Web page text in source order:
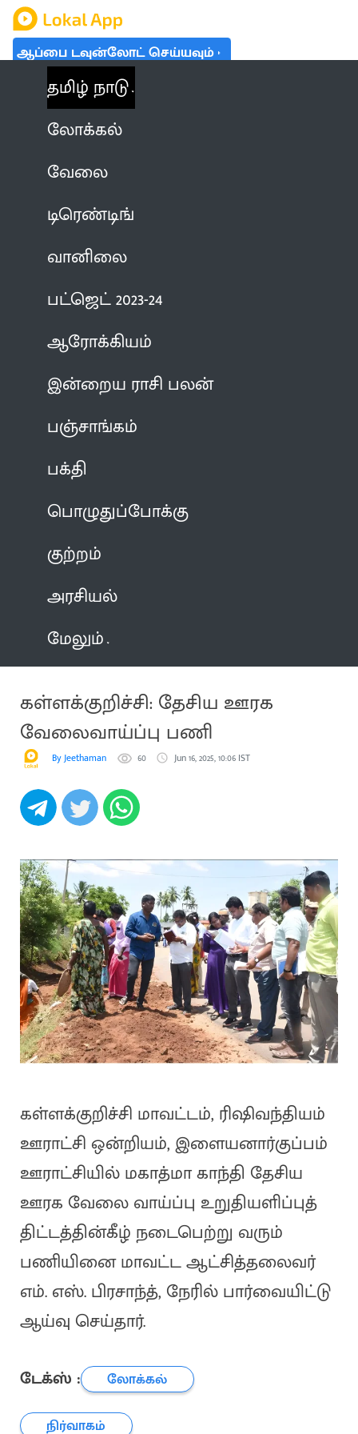
ஆப்பை டவுன்லோட் செய்யவும்
தமிழ் நாடு
லோக்கல்
வேலை
டிரெண்டிங்
வானிலை
பட்ஜெட் 2023-24
ஆரோக்கியம்
இன்றைய ராசி பலன்
பஞ்சாங்கம்
பக்தி
பொழுதுப்போக்கு
குற்றம்
அரசியல்
மேலும்
கள்ளக்குறிச்சி: தேசிய ஊரக
வேலைவாய்ப்பு பணி
By Jeethaman 60 Jun 16, 2025, 10:06 IST
கள்ளக்குறிச்சி மாவட்டம், ரிஷிவந்தியம்
ஊராட்சி ஒன்றியம், இளையனார்குப்பம்
ஊராட்சியில் மகாத்மா காந்தி தேசிய
ஊரக வேலை வாய்ப்பு உறுதியளிப்புத்
திட்டத்தின்கீழ் நடைபெற்று வரும்
பணியினை மாவட்ட ஆட்சித்தலைவர்
எம். எஸ். பிரசாந்த், நேரில் பார்வையிட்டு
ஆய்வு செய்தார்.
டேக்ஸ் :
லோக்கல்
நிர்வாகம்